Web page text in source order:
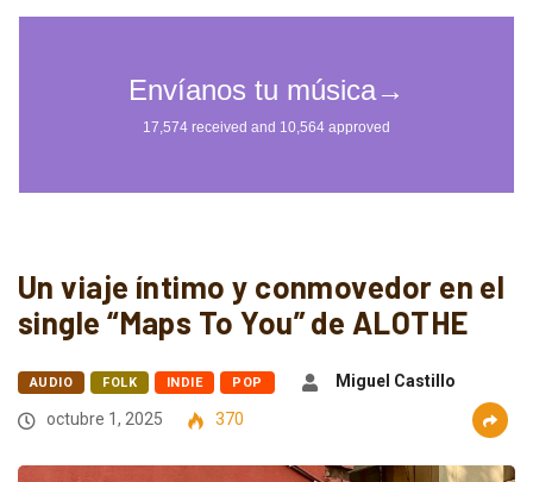
Un viaje íntimo y conmovedor en el
single “Maps To You” de ALOTHE
AUDIO FOLK INDIE POP
Miguel Castillo
octubre 1, 2025
370